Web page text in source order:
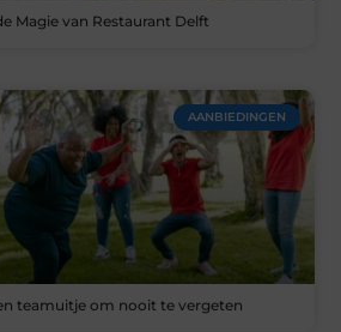
Magie van Restaurant Delft
AANBIEDINGEN
teamuitje om nooit te vergeten